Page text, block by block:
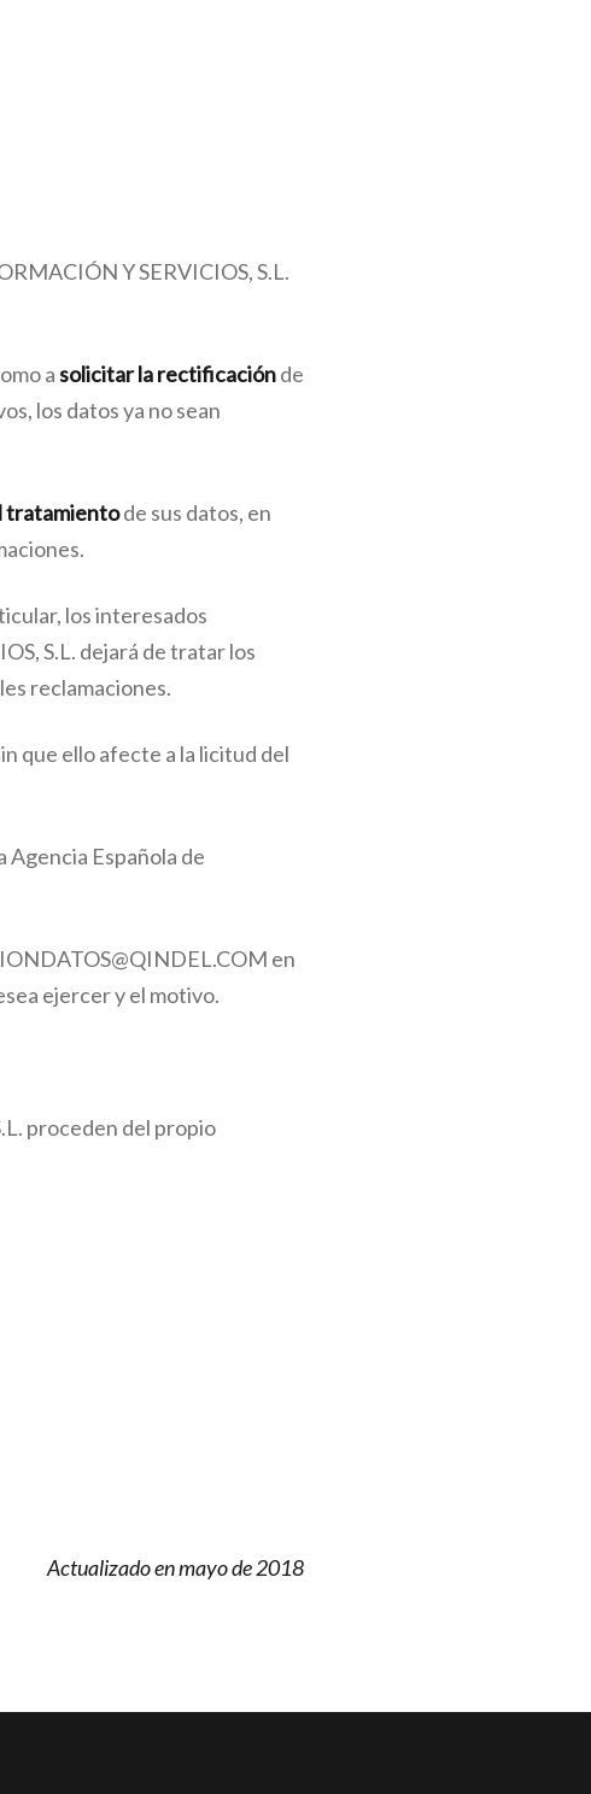
Y SERVICIOS, S.L.
asolicitar la rectificaciónde
los datos ya no sean
tratamientode sus datos, en
los interesados
S.L. dejará de tratar los
reclamaciones.
que ello afecte a la licitud del
Agencia Española de
en
ejercer y el motivo.
proceden del propio
Actualizado en mayo de 2018